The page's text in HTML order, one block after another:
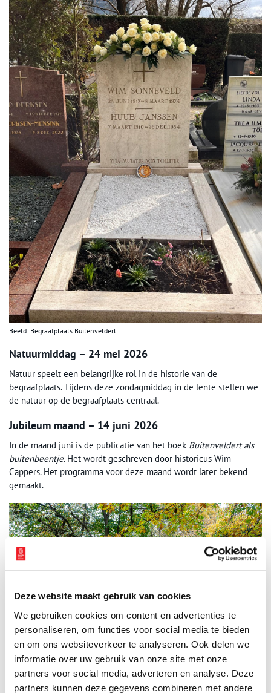
Deze website maakt gebruik van cookies
We gebruiken cookies om content en advertenties te
personaliseren, om functies voor social media te bieden
en om ons websiteverkeer te analyseren. Ook delen we
informatie over uw gebruik van onze site met onze
partners voor social media, adverteren en analyse. Deze
partners kunnen deze gegevens combineren met andere
Beeld: Begraafplaats Buitenveldert
Natuurmiddag – 24 mei 2026
Natuur speelt een belangrijke rol in de historie van de
begraafplaats. Tijdens deze zondagmiddag in de lente stellen we
de natuur op de begraafplaats centraal.
Jubileum maand – 14 juni 2026
In de maand juni is de publicatie van het boek Buitenveldert als
buitenbeentje. Het wordt geschreven door historicus Wim
Cappers. Het programma voor deze maand wordt later bekend
gemaakt.
Beeld: Begraafplaats Buitenveldert